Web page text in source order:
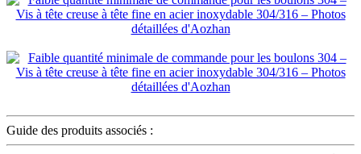
Guide des produits associés :